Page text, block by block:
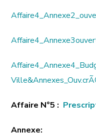
Affaire N°5 :
Annexe: